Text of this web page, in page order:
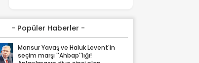
- Popüler Haberler -
Mansur Yavaş ve Haluk Levent'in
seçim marşı ''Ahbap''lığı!